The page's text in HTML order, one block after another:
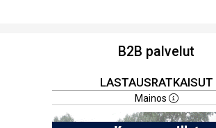
B2B palvelut
LASTAUSRATKAISUT
Mainos